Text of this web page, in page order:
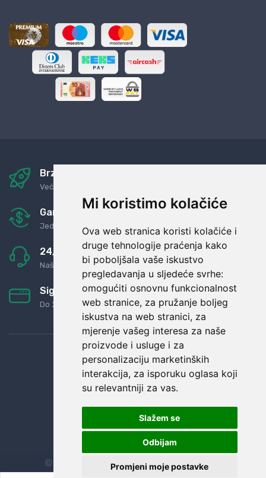
Mi koristimo kolačiće
Ova web stranica koristi kolačiće i
druge tehnologije praćenja kako
bi poboljšala vaše iskustvo
pregledavanja u sljedeće svrhe:
omogućiti osnovnu funkcionalnost
web stranice, za pružanje boljeg
iskustva na web stranici, za
mjerenje vašeg interesa za naše
proizvode i usluge i za
personalizaciju marketinških
interakcija, za isporuku oglasa koji
su relevantniji za vas.
Slažem se
Odbijam
Promjeni moje postavke
Brza i sigurna dostava
Već za nekoliko dana kod vas
Garancija u povrat novaca
Jednostavno pravilo: Roba za novac
24/7 odlična podrška
Naši agenti uvijek na raspolaganju
Sigurno obročno plaćanje
Do 24 rata bez kamata
© Sva prava zadržana. Dopi grupa d.o.o.